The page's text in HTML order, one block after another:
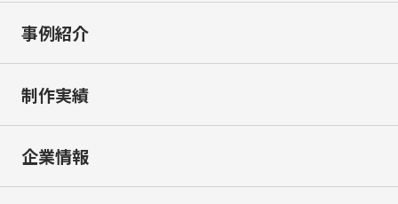
事例紹介
制作実績
企業情報